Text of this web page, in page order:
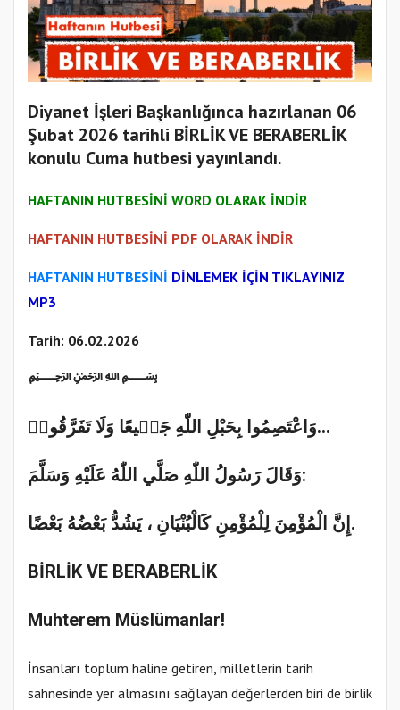
Diyanet İşleri Başkanlığınca hazırlanan 06
Şubat 2026 tarihli BİRLİK VE BERABERLİK
konulu Cuma hutbesi yayınlandı.
HAFTANIN HUTBESİNİ WORD OLARAK İNDİR
HAFTANIN HUTBESİNİ PDF OLARAK İNDİR
HAFTANIN HUTBESİNİ DİNLEMEK İÇİN TIKLAYINIZ
MP3
Tarih: 06.02.2026
﷽
وَاعْتَصِمُوا بِحَبْلِ اللّٰهِ جَم۪يعًا وَلَا تَفَرَّقُواۖ ...
وَقَالَ رَسُولُ اللّٰهِ صَلَّي اللّٰهُ عَلَيْهِ وَسَلَّمَ:
إِنَّ الْمُؤْمِنَ لِلْمُؤْمِنِ كَالْبُنْيَانِ ، يَشُدُّ بَعْضُهُ بَعْضًا .
BİRLİK VE BERABERLİK
Muhterem Müslümanlar!
İnsanları toplum haline getiren, milletlerin tarih
sahnesinde yer almasını sağlayan değerlerden biri de birlik